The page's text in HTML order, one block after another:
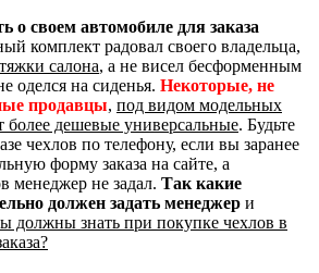
о своем автомобиле для заказа
комплект радовал своего владельца,
салона, а не висел бесформенным
оделся на сиденья. Некоторые, не
продавцы, под видом модельных
более дешевые универсальные. Будьте
чехлов по телефону, если вы заранее
форму заказа на сайте, а
менеджер не задал. Так какие
должен задать менеджер и
должны знать при покупке чехлов в